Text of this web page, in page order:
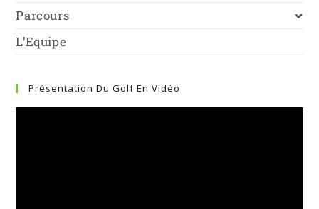
Parcours
L’Equipe
Présentation Du Golf En Vidéo